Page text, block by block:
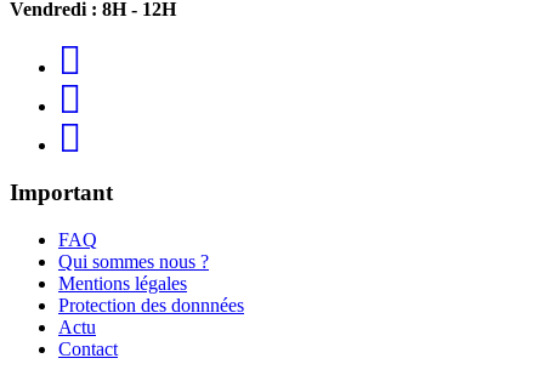
Vendredi : 8H - 12H
Important
FAQ
Qui sommes nous ?
Mentions légales
Protection des donnnées
Actu
Contact